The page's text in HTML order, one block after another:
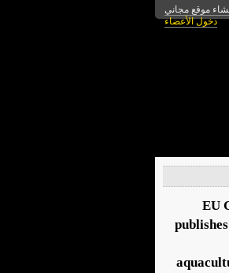
موقع مجاني
دخول الأعضاء
EU